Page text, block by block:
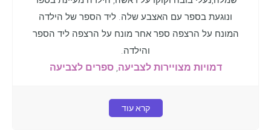
ונוגעת בספר עם האצבע שלה. ליד הספר של הילדה
המונח על הרצפה ספר אחר מונח על הרצפה ליד הספר
והילדה.
דמויות מצויירות לצביעה,ספרים לצביעה
קרא עוד